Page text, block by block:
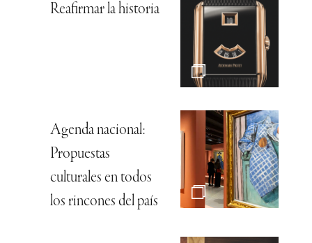
Reafirmar la historia
Agenda nacional:
Propuestas
culturales en todos
los rincones del país